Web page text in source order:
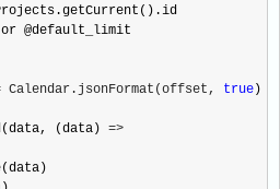
Calendar.jsonFormat(offset, true )
(data)
=>